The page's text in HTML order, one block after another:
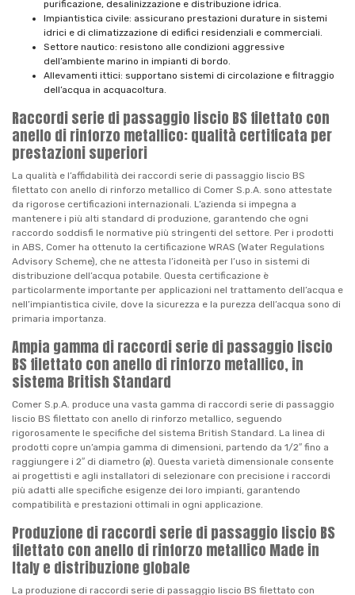
purificazione, desalinizzazione e distribuzione idrica.
Impiantistica civile: assicurano prestazioni durature in sistemi
idrici e di climatizzazione di edifici residenziali e commerciali.
Settore nautico: resistono alle condizioni aggressive
dell’ambiente marino in impianti di bordo.
Allevamenti ittici: supportano sistemi di circolazione e filtraggio
dell’acqua in acquacoltura.
Raccordi serie di passaggio liscio BS filettato con
anello di rinforzo metallico: qualità certificata per
prestazioni superiori
La qualità e l’affidabilità dei raccordi serie di passaggio liscio BS
filettato con anello di rinforzo metallico di Comer S.p.A. sono attestate
da rigorose certificazioni internazionali. L’azienda si impegna a
mantenere i più alti standard di produzione, garantendo che ogni
raccordo soddisfi le normative più stringenti del settore. Per i prodotti
in ABS, Comer ha ottenuto la certificazione WRAS (Water Regulations
Advisory Scheme), che ne attesta l’idoneità per l’uso in sistemi di
distribuzione dell’acqua potabile. Questa certificazione è
particolarmente importante per applicazioni nel trattamento dell’acqua e
nell’impiantistica civile, dove la sicurezza e la purezza dell’acqua sono di
primaria importanza.
Ampia gamma di raccordi serie di passaggio liscio
BS filettato con anello di rinforzo metallico, in
sistema British Standard
Comer S.p.A. produce una vasta gamma di raccordi serie di passaggio
liscio BS filettato con anello di rinforzo metallico, seguendo
rigorosamente le specifiche del sistema British Standard. La linea di
prodotti copre un’ampia gamma di dimensioni, partendo da 1/2″ fino a
raggiungere i 2″ di diametro (ø). Questa varietà dimensionale consente
ai progettisti e agli installatori di selezionare con precisione i raccordi
più adatti alle specifiche esigenze dei loro impianti, garantendo
compatibilità e prestazioni ottimali in ogni applicazione.
Produzione di raccordi serie di passaggio liscio BS
filettato con anello di rinforzo metallico Made in
Italy e distribuzione globale
La produzione di raccordi serie di passaggio liscio BS filettato con